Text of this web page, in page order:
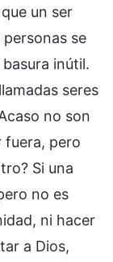
un ser
se
inútil.
seres
no son
fuera, pero
Si una
no es
ni hacer
a Dios,